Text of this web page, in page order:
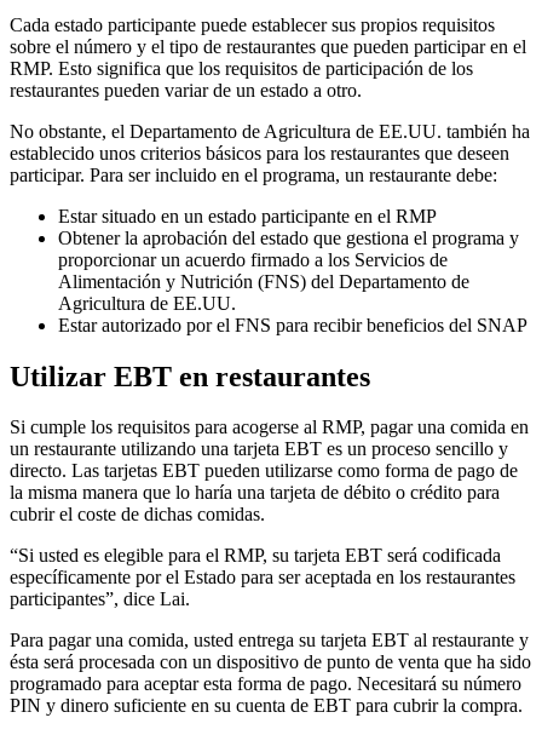
Cada estado participante puede establecer sus propios requisitos
sobre el número y el tipo de restaurantes que pueden participar en el
RMP. Esto significa que los requisitos de participación de los
restaurantes pueden variar de un estado a otro.
No obstante, el Departamento de Agricultura de EE.UU. también ha
establecido unos criterios básicos para los restaurantes que deseen
participar. Para ser incluido en el programa, un restaurante debe:
Estar situado en un estado participante en el RMP
Obtener la aprobación del estado que gestiona el programa y
proporcionar un acuerdo firmado a los Servicios de
Alimentación y Nutrición (FNS) del Departamento de
Agricultura de EE.UU.
Estar autorizado por el FNS para recibir beneficios del SNAP
Utilizar EBT en restaurantes
Si cumple los requisitos para acogerse al RMP, pagar una comida en
un restaurante utilizando una tarjeta EBT es un proceso sencillo y
directo. Las tarjetas EBT pueden utilizarse como forma de pago de
la misma manera que lo haría una tarjeta de débito o crédito para
cubrir el coste de dichas comidas.
“Si usted es elegible para el RMP, su tarjeta EBT será codificada
específicamente por el Estado para ser aceptada en los restaurantes
participantes”, dice Lai.
Para pagar una comida, usted entrega su tarjeta EBT al restaurante y
ésta será procesada con un dispositivo de punto de venta que ha sido
programado para aceptar esta forma de pago. Necesitará su número
PIN y dinero suficiente en su cuenta de EBT para cubrir la compra.